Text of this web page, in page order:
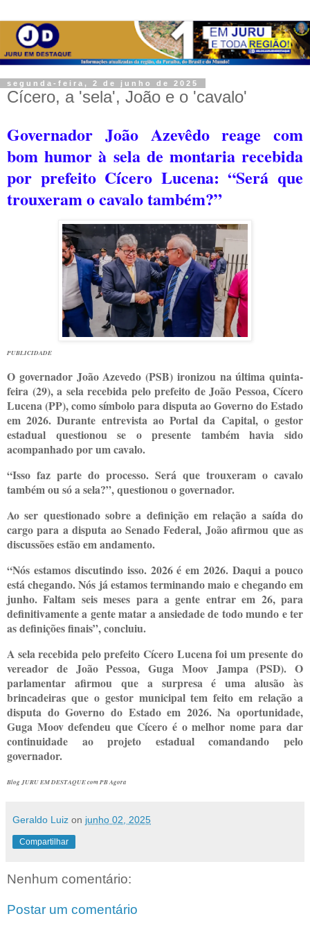
segunda-feira, 2 de junho de 2025
Cícero, a 'sela', João e o 'cavalo'
Governador João Azevêdo reage com
bom humor à sela de montaria recebida
por prefeito Cícero Lucena: “Será que
trouxeram o cavalo também?”
PUBLICIDADE
O governador João Azevedo (PSB) ironizou na última quinta-
feira (29), a sela recebida pelo prefeito de João Pessoa, Cícero
Lucena (PP), como símbolo para disputa ao Governo do Estado
em 2026. Durante entrevista ao Portal da Capital, o gestor
estadual questionou se o presente também havia sido
acompanhado por um cavalo.
“Isso faz parte do processo. Será que trouxeram o cavalo
também ou só a sela?”, questionou o governador.
Ao ser questionado sobre a definição em relação a saída do
cargo para a disputa ao Senado Federal, João afirmou que as
discussões estão em andamento.
“Nós estamos discutindo isso. 2026 é em 2026. Daqui a pouco
está chegando. Nós já estamos terminando maio e chegando em
junho. Faltam seis meses para a gente entrar em 26, para
definitivamente a gente matar a ansiedade de todo mundo e ter
as definições finais”, concluiu.
A sela recebida pelo prefeito Cícero Lucena foi um presente do
vereador de João Pessoa, Guga Moov Jampa (PSD). O
parlamentar afirmou que a surpresa é uma alusão às
brincadeiras que o gestor municipal tem feito em relação a
disputa do Governo do Estado em 2026. Na oportunidade,
Guga Moov defendeu que Cícero é o melhor nome para dar
continuidade ao projeto estadual comandando pelo
governador.
Blog JURU EM DESTAQUE com PB Agora
Geraldo Luiz on junho 02, 2025
Compartilhar
Nenhum comentário:
Postar um comentário